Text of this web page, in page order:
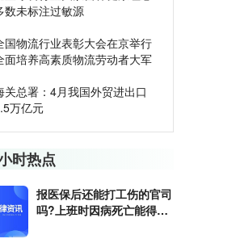
数未标注过敏源
国物流行业表彰大会在京举行
面培养高素质物流劳动者大军
关总署：4月我国外贸进出口
万亿元
时热点
报医保后还能打工伤的官司
吗?上班时因病死亡能得到